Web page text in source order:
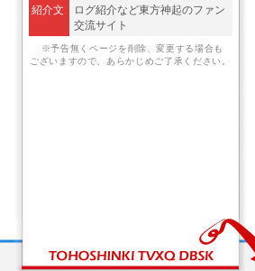
紹介文
ログ紹介など東方神起のファン
交流サイト
※予告無くページを削除、変更する場合も
ございますので、あらかじめご了承ください。